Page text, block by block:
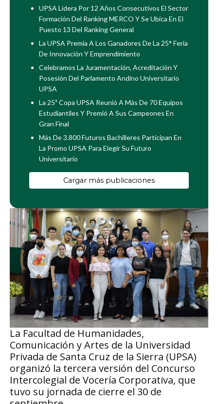
La Facultad de Humanidades,
Comunicación y Artes de la Universidad
Privada de Santa Cruz de la Sierra (UPSA)
organizó la tercera versión del Concurso
Intercolegial de Vocería Corporativa, que
tuvo su jornada de cierre el 30 de
UPSA Lidera Por 12 Años Consecutivos El Sector
Formación Del Ranking MERCO Y Se Ubica En El
Puesto 13 Del Ranking General
La UPSA Premia A Los Ganadores De La 25° Feria
De Innovación Y Emprendimiento
Celebramos La Juramentación, Acreditación Y
Posesión Del Parlamento Andino Universitario
UPSA
La 25ª Copa UPSA Reunió A Más De 70 Equipos
Estudiantiles Y Premió A Sus Campeones En
Gran Final
Más De 3.800 Futuros Bachilleres Participan En
La Promo UPSA Para Elegir Su Futuro
Universitario
Cargar más publicaciones